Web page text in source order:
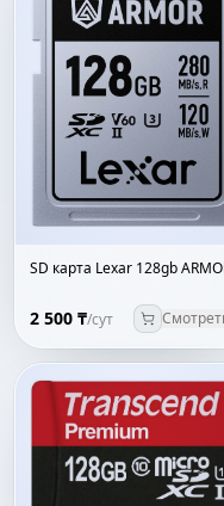
SD карта Lexar 128gb
2 500 ₸/сут